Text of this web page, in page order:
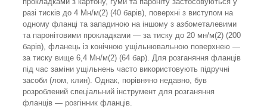
разі тисків до 4 Мн/м(2) (40 барів), поверхні з виступом на
одному фланці та западиною на іншому з азбометалевими
та паронітовими прокладками — за тиску до 20 мн/м(2) (200
барів), фланець із конічною ущільнювальною поверхнею —
за тиску вище 6,4 Мн/м(2) (64 бар). Для розганяння фланців
під час заміни ущільнень часто використовують підручні
засоби (лом, клин). Однак, порівняно недавно, був
розроблений спеціальний інструмент для розганяння
фланців — розгінник фланців.